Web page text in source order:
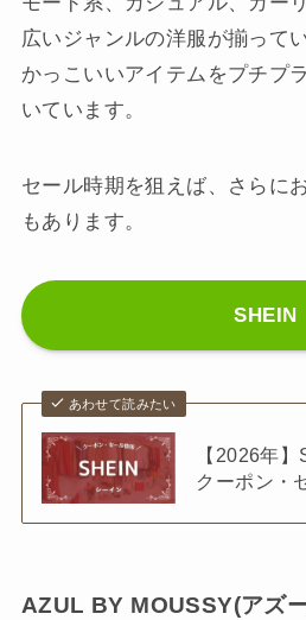
広いジャンルの洋服が揃って
かっこいいアイテムをプチプ
いています。
セール時期を狙えば、さらに
もあります。
SHEIN
あわせて読みたい
【2026年
クーポン・
AZUL BY MOUSSY(アズ